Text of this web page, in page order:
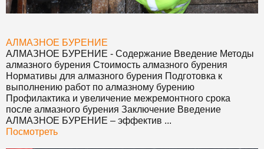
АЛМАЗНОЕ БУРЕНИЕ
АЛМАЗНОЕ БУРЕНИЕ - Содержание Введение Методы
алмазного бурения Стоимость алмазного бурения
Нормативы для алмазного бурения Подготовка к
выполнению работ по алмазному бурению
Профилактика и увеличение межремонтного срока
после алмазного бурения Заключение Введение
АЛМАЗНОЕ БУРЕНИЕ – эффектив ...
Посмотреть